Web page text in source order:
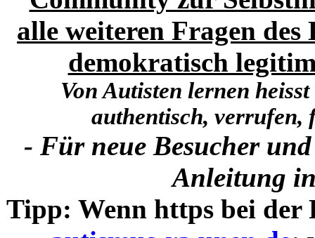
alle weiteren Fragen
demokratisch
Von Autisten lernen
authentisch, verrufen,
- Für neue Besucher
Anleitung
Tipp: Wenn https bei der